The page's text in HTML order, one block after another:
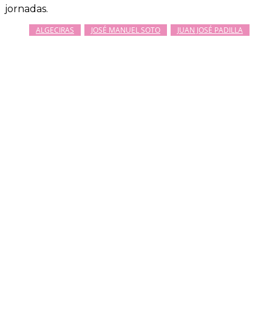
jornadas.
ALGECIRAS JOSÉ MANUEL SOTO JUAN JOSÉ PADILLA